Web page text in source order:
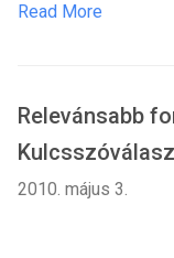
Read More
Relevánsabb
2010. május 3.